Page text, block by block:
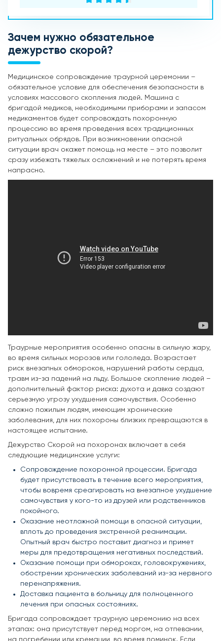
Зачем нужно обязательное
дежурство скорой?
Медицинское сопровождение траурной церемонии –
обязательное условие для обеспечения безопасности в
условиях массового скопления людей. Машина с
бригадой медиков, необходимыми приборами и запасом
медикаментов будет сопровождать похоронную
процессию во время проведения всех традиционных
ритуальных обрядов. При возникновении опасной
ситуации врач окажет помощь на месте – это позволит
сразу избежать тяжелых осложнений и не потерять время
напрасно.
Траурные мероприятия особенно опасны в сильную жару,
во время сильных морозов или гололеда. Возрастает
риск внезапных обмороков, нарушений работы сердца,
травм из-за падений на льду. Большое скопление людей –
дополнительный фактор риска: духота и давка создают
серьезную угрозу ухудшения самочувствия. Особенно
сложно пожилым людям, имеющим хронические
заболевания, для них похороны близких превращаются в
настоящее испытание.
Дежурство Скорой на похоронах включает в себя
следующие медицинские услуги:
Сопровождение похоронной процессии. Бригада
будет присутствовать в течение всего мероприятия,
чтобы вовремя среагировать на внезапное ухудшение
самочувствия у кого-то из друзей или родственников
покойного.
Оказание неотложной помощи в опасной ситуации,
вплоть до проведения экстренной реанимации.
Опытный врач быстро поставит диагноз и примет
меры для предотвращения негативных последствий.
Оказание помощи при обмороках, головокружениях,
обострении хронических заболеваний из-за нервного
перенапряжения.
Доставка пациента в больницу для полноценного
лечения при опасных состояниях.
Бригада сопровождает траурную церемонию на всех
этапах: она присутствует перед моргом, на отпевании,
на погребении или кремации, во время поминок. Если